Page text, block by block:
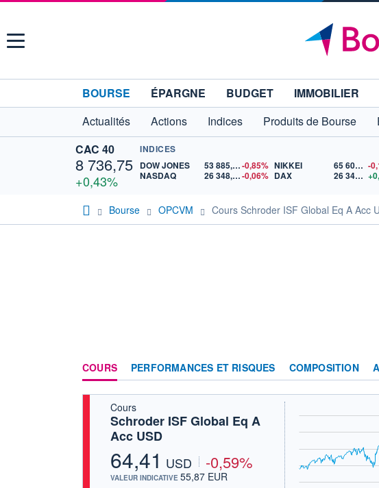
Menu
BOURSE ÉPARGNE BUDGET IMMOBILIER
Actualités
Actions Indices Produits de Bourse
CAC 40
8 736,75
+0,43%
INDICES
DOW JONES
53 885,10-0,85%
NASDAQ
26 348,35-0,06%
NIKKEI 65 606,71 -
DAX
26 340,47
Bourse OPCVM Cours Schroder ISF Global Eq A Acc
COURS PERFORMANCES ET RISQUES COMPOSITION
Cours
Schroder ISF Global Eq A
Acc USD
64,41 USD -0,59%
VALEUR INDICATIVE 55,87 EUR